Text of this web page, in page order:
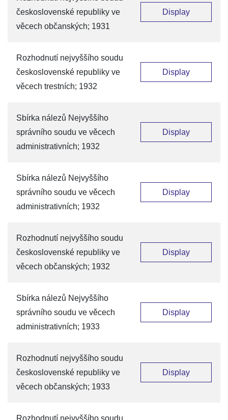
československé republiky ve
věcech občanských; 1931
Display
Rozhodnutí nejvyššího soudu
československé republiky ve
věcech trestních; 1932
Display
Sbírka nálezů Nejvyššího
správního soudu ve věcech
administrativních; 1932
Display
Sbírka nálezů Nejvyššího
správního soudu ve věcech
administrativních; 1932
Display
Rozhodnutí nejvyššího soudu
československé republiky ve
věcech občanských; 1932
Display
Sbírka nálezů Nejvyššího
správního soudu ve věcech
administrativních; 1933
Display
Rozhodnutí nejvyššího soudu
československé republiky ve
věcech občanských; 1933
Display
Rozhodnutí nejvyššího soudu